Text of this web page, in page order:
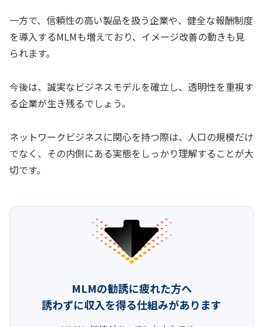
一方で、信頼性の高い製品を扱う企業や、健全な報酬制度
を導入するMLMも増えており、イメージ改善の動きも見
られます。
今後は、誠実なビジネスモデルを確立し、透明性を重視す
る企業が生き残るでしょう。
ネットワークビジネスに関心を持つ際は、人口の規模だけ
でなく、その内側にある実態をしっかり理解することが大
切です。
MLMの勧誘に疲れた方へ
誘わずに収入を得る仕組みがあります